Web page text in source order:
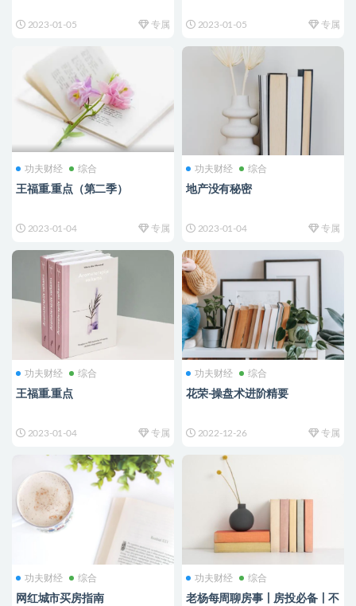
2023-01-05 专属 2023-01-05 专属
功夫财经 综合
王福重.重点（第二季）
2023-01-04 专属
功夫财经 综合
地产没有秘密
2023-01-04 专属
功夫财经 综合
王福重.重点
2023-01-04 专属
功夫财经 综合
花荣-操盘术进阶精要
2022-12-26 专属
功夫财经 综合
网红城市买房指南
功夫财经 综合
老杨每周聊房事丨房投必备丨不